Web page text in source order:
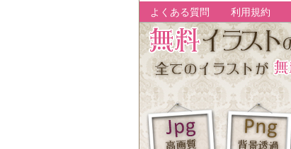
よくある質問 利用規約